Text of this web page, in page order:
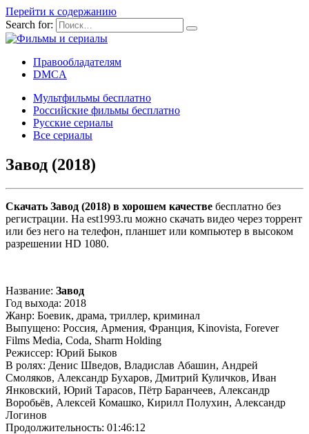
Перейти к содержанию
Search for:
Правообладателям
DMCA
Мультфильмы бесплатно
Российские фильмы бесплатно
Русские сериалы
Все сериалы
Завод (2018)
Скачать Завод (2018) в хорошем качестве бесплатно без
регистрации. На est1993.ru можно скачать видео через торрент
или без него на телефон, планшет или компьютер в высоком
разрешении HD 1080.
Название: Завод
Год выхода: 2018
Жанр: Боевик, драма, триллер, криминал
Выпущено: Россия, Армения, Франция, Kinovista, Forever
Films Media, Coda, Sharm Holding
Режиссер: Юрий Быков
В ролях: Денис Шведов, Владислав Абашин, Андрей
Смоляков, Александр Бухаров, Дмитрий Куличков, Иван
Янковский, Юрий Тарасов, Пётр Баранчеев, Александр
Воробьёв, Алексей Комашко, Кирилл Полухин, Александр
Логинов
Продолжительность: 01:46:12